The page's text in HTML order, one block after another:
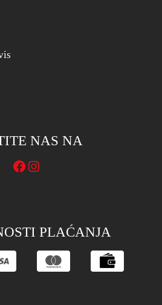
NAS NA
Facebook
Instagram
PLAĆANJA